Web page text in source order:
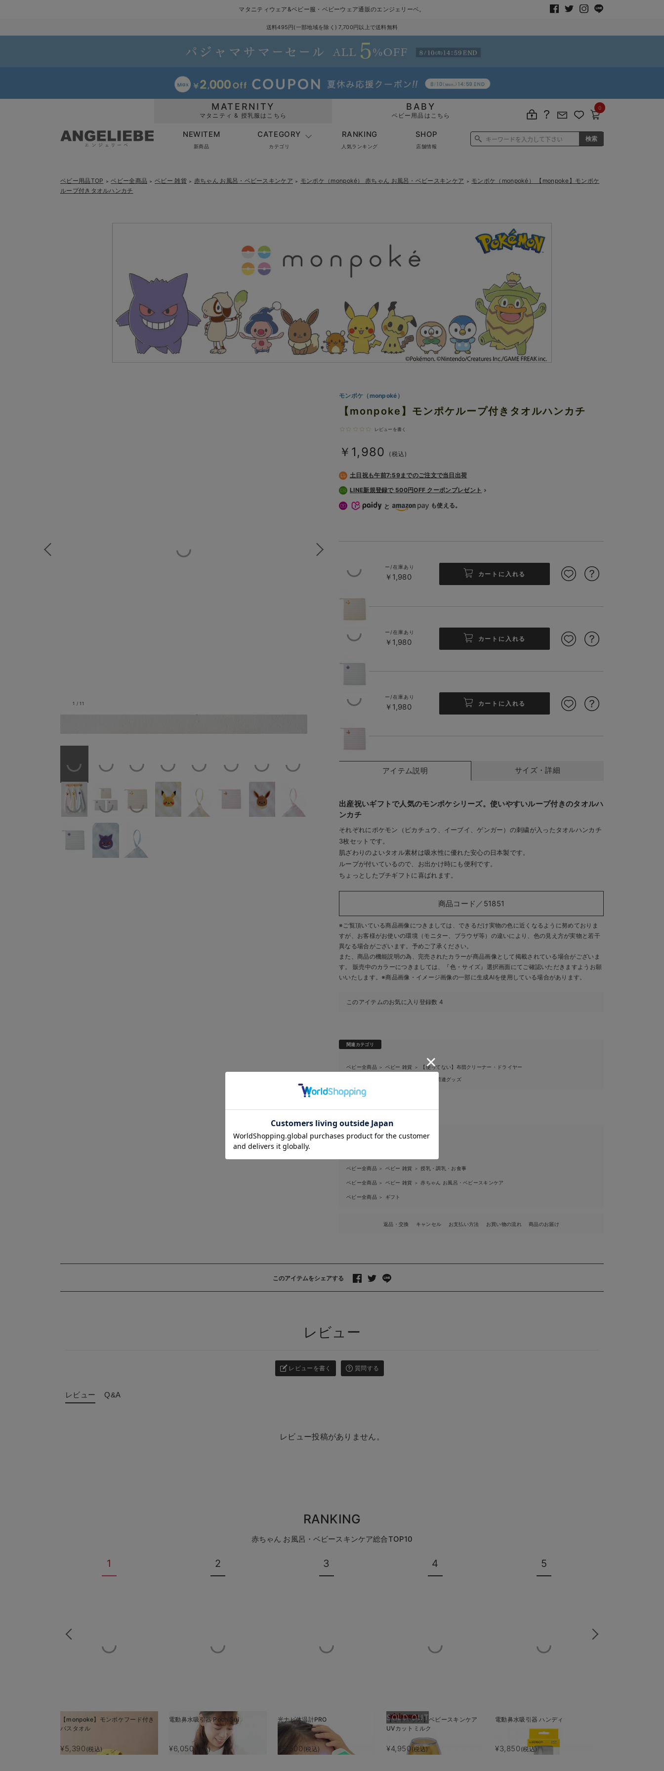
マタニティウェア&ベビー服・ベビーウェア通販のエンジェリーベ。
送料495円(一部地域を除く) 7,700円以上で送料無料
MATERNITY
マタニティ & 授乳服はこちら
BABY
ベビー用品はこちら
0
NEWITEM
新商品
CATEGORY
カテゴリ
RANKING
人気ランキング
SHOP
店舗情報
ベビー用品TOP ＞ ベビー全商品 ＞ ベビー 雑貨 ＞ 赤ちゃん お風呂・ベビースキンケア ＞ モンポケ（monpoké） 赤ちゃん お風呂・ベビースキンケア ＞
モンポケ（monpoké） 【monpoke】モンポケ
ループ付きタオルハンカチ
1 /11
モンポケ（monpoké）
【monpoke】モンポケループ付きタオルハンカチ
レビューを書く
￥1,980 (税込)
土日祝も午前7:59までのご注文で当日出荷
LINE新規登録で 500円OFF クーポンプレゼント
と も使える。
ー/在庫あり
￥1,980 カートに入れる
ー/在庫あり
￥1,980 カートに入れる
ー/在庫あり
￥1,980 カートに入れる
アイテム説明 サイズ・詳細
出産祝いギフトで人気のモンポケシリーズ。使いやすいループ付きのタオルハ
ンカチ
それぞれにポケモン（ピカチュウ、イーブイ、ゲンガー）の刺繍が入ったタオルハンカチ
3枚セットです。
肌ざわりのよいタオル素材は吸水性に優れた安心の日本製です。
ループが付いているので、お出かけ時にも便利です。
ちょっとしたプチギフトに喜ばれます。
商品コード／51851
※ご覧頂いている商品画像につきましては、できるだけ実物の色に近くなるように努めておりま
すが、 お客様がお使いの環境（モニター、ブラウザ等）の違いにより、色の見え方が実物と若干
異なる場合がございます。予めご了承ください。
また、商品の機能説明の為、完売されたカラーが商品画像として掲載されている場合がございま
す。 販売中のカラーにつきましては、『色・サイズ』選択画面にてご確認いただきますようお願
いいたします。 ※商品画像・イメージ画像の一部に生成AIを使用している場合があります。
このアイテムのお気に入り登録数 4
関連カテゴリ
ベビー全商品 ＞ ベビー 雑貨 ＞ 【使ってない】布団クリーナー・ドライヤー
おむつ関連グッズ
ベビー全商品 ＞ ベビー 雑貨 ＞ 授乳・調乳・お食事
ベビー全商品 ＞ ベビー 雑貨 ＞ 赤ちゃん お風呂・ベビースキンケア
ベビー全商品 ＞ ギフト
返品・交換 キャンセル お支払い方法 お買い物の流れ 商品のお届け
このアイテムをシェアする >
レビュー
レビューを書く 質問する
レビュー Q&A
レビュー投稿がありません。
RANKING
赤ちゃん お風呂・ベビースキンケア総合TOP10
1
【monpoke】モンポケフード付き
バスタオル
¥5,390 (税込)
2
電動鼻水吸引器 PochiSui
¥6,050(税込)
3
光ナビ体温計PRO
¥5,500 (税込)
4
SOLD OUT
【ミキハウス】ベビースキンケア
UVカットミルク
¥4,950(税込)
5
電動鼻水吸引器 ハンディ
¥3,850 (税込)
お気に入り商品を確認する